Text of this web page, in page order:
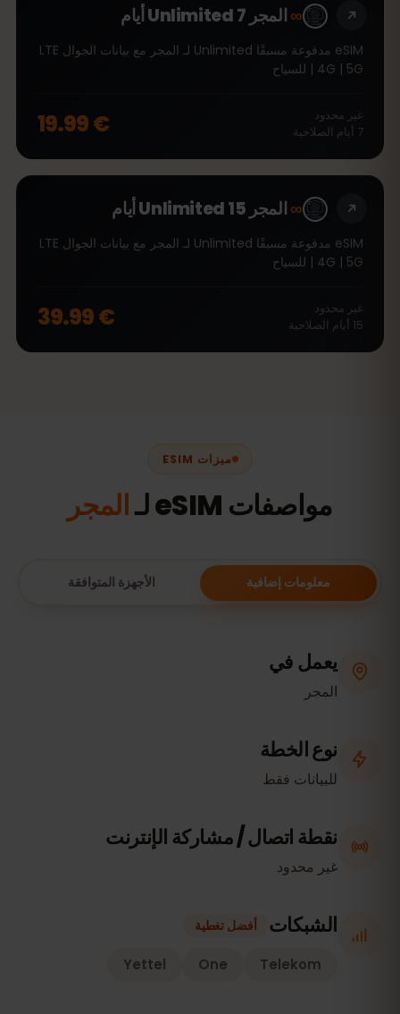
∞المجر Unlimited 7 أيام
eSIM مدفوعة مسبقًا Unlimited لـ المجر مع بيانات الجوال LTE
| 4G | 5G للسياح
غير محدود
7 أيام الصلاحية € 19.99
∞المجر Unlimited 15 أيام
eSIM مدفوعة مسبقًا Unlimited لـ المجر مع بيانات الجوال LTE
| 4G | 5G للسياح
غير محدود
15 أيام الصلاحية € 39.99
ميزات ESIM
مواصفات eSIM لـ المجر
معلومات إضافية الأجهزة المتوافقة
يعمل في
المجر
نوع الخطة
للبيانات فقط
نقطة اتصال / مشاركة الإنترنت
غير محدود
الشبكات أفضل تغطية
Telekom
One
Yettel